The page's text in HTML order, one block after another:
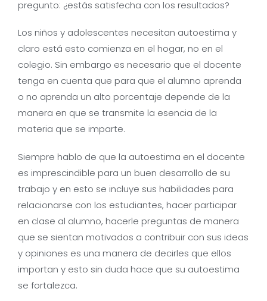
pregunto: ¿estás satisfecha con los resultados?
Los niños y adolescentes necesitan autoestima y
claro está esto comienza en el hogar, no en el
colegio. Sin embargo es necesario que el docente
tenga en cuenta que para que el alumno aprenda
o no aprenda un alto porcentaje depende de la
manera en que se transmite la esencia de la
materia que se imparte.
Siempre hablo de que la autoestima en el docente
es imprescindible para un buen desarrollo de su
trabajo y en esto se incluye sus habilidades para
relacionarse con los estudiantes, hacer participar
en clase al alumno, hacerle preguntas de manera
que se sientan motivados a contribuir con sus ideas
y opiniones es una manera de decirles que ellos
importan y esto sin duda hace que su autoestima
se fortalezca.